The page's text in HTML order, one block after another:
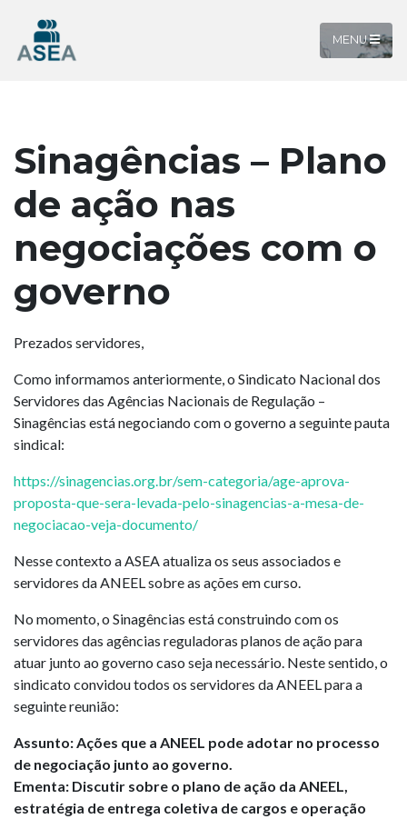
MENU
Sinagências – Plano
de ação nas
negociações com o
governo
Prezados servidores,
Como informamos anteriormente, o Sindicato Nacional dos
Servidores das Agências Nacionais de Regulação –
Sinagências está negociando com o governo a seguinte pauta
sindical:
https://sinagencias.org.br/sem-categoria/age-aprova-
proposta-que-sera-levada-pelo-sinagencias-a-mesa-de-
negociacao-veja-documento/
Nesse contexto a ASEA atualiza os seus associados e
servidores da ANEEL sobre as ações em curso.
No momento, o Sinagências está construindo com os
servidores das agências reguladoras planos de ação para
atuar junto ao governo caso seja necessário. Neste sentido, o
sindicato convidou todos os servidores da ANEEL para a
seguinte reunião:
Assunto: Ações que a ANEEL pode adotar no processo
de negociação junto ao governo.
Ementa: Discutir sobre o plano de ação da ANEEL,
estratégia de entrega coletiva de cargos e operação